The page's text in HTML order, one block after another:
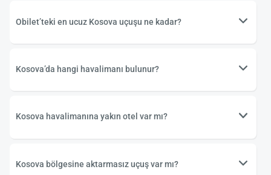
Obilet’teki en ucuz Kosova uçuşu ne kadar?
Kosova’da hangi havalimanı bulunur?
Kosova havalimanına yakın otel var mı?
Kosova bölgesine aktarmasız uçuş var mı?